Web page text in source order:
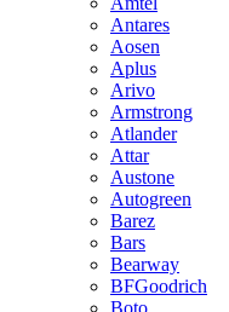
Antares
Aosen
Aplus
Arivo
Armstrong
Atlander
Attar
Austone
Autogreen
Barez
Bars
Bearway
BFGoodrich
Boto